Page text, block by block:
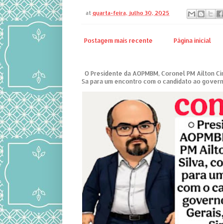
atquarta-feira, julho 30, 2025
Postagem mais recente Página inicial
O Presidente da AOPMBM, Coronel PM Ailton
Sa para um encontro com o candidato ao